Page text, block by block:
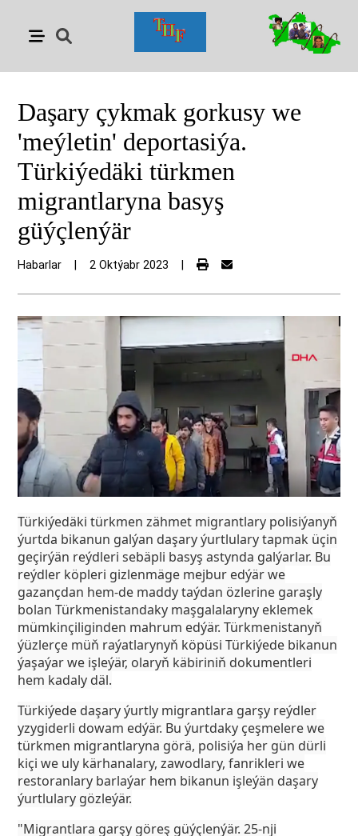
Daşary çykmak gorkusy we
'meýletin' deportasiýa.
Türkiýedäki türkmen
migrantlaryna basyş
güýçlenýär
Habarlar 2 Oktýabr 2023
Türkiýedäki türkmen zähmet migrantlary polisiýanyň
ýurtda bikanun galýan daşary ýurtlulary tapmak üçin
geçirýän reýdleri sebäpli basyş astynda galýarlar. Bu
reýdler köpleri gizlenmäge mejbur edýär we
gazançdan hem-de maddy taýdan özlerine garaşly
bolan Türkmenistandaky maşgalalaryny eklemek
mümkinçiliginden mahrum edýär. Türkmenistanyň
ýüzlerçe müň raýatlarynyň köpüsi Türkiýede bikanun
ýaşaýar we işleýär, olaryň käbiriniň dokumentleri
hem kadaly däl.
Türkiýede daşary ýurtly migrantlara garşy reýdler
yzygiderli dowam edýär. Bu ýurtdaky çeşmelere we
türkmen migrantlaryna görä, polisiýa her gün dürli
kiçi we uly kärhanalary, zawodlary, fanrikleri we
restoranlary barlaýar hem bikanun işleýän daşary
ýurtlulary gözleýär.
"Migrantlara garşy göreş güýçlenýär. 25-nji